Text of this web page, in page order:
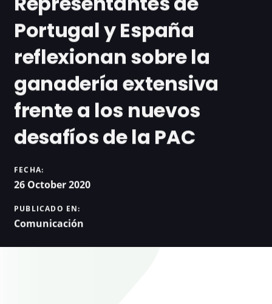
Portugal y España
reflexionan sobre la
ganadería extensiva
frente a los nuevos
desafíos de la PAC
FECHA:
26 October 2020
PUBLICADO EN:
Comunicación